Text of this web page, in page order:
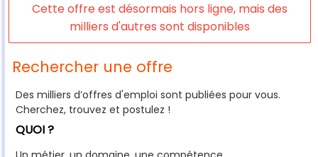
Cette offre est désormais hors ligne, mais des
milliers d'autres sont disponibles
Rechercher une offre
Des milliers d’offres d'emploi sont publiées pour vous.
Cherchez, trouvez et postulez !
QUOI ?